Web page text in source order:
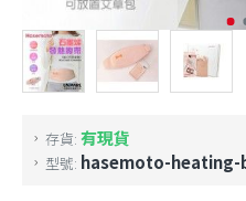
存貨: 有現貨
型號: hasemoto-